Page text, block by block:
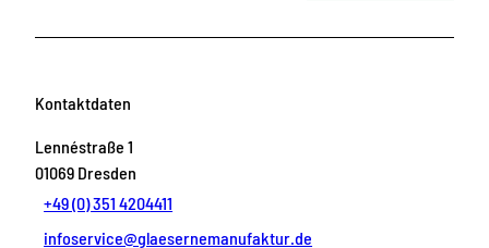
Kontaktdaten
Lennéstraße 1
01069 Dresden
+49 (0) 351 4204411
infoservice@glaesernemanufaktur.de